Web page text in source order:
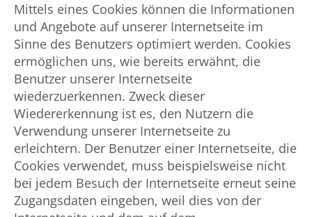
Mittels eines Cookies können die Informationen
und Angebote auf unserer Internetseite im
Sinne des Benutzers optimiert werden. Cookies
ermöglichen uns, wie bereits erwähnt, die
Benutzer unserer Internetseite
wiederzuerkennen. Zweck dieser
Wiedererkennung ist es, den Nutzern die
Verwendung unserer Internetseite zu
erleichtern. Der Benutzer einer Internetseite, die
Cookies verwendet, muss beispielsweise nicht
bei jedem Besuch der Internetseite erneut seine
Zugangsdaten eingeben, weil dies von der